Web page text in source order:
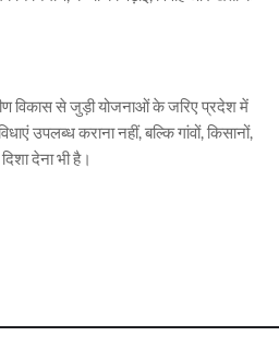
विकास से जुड़ी योजनाओं के जरिए प्रदेश में
उपलब्ध कराना नहीं, बल्कि गांवों, किसानों,
देना भी है।